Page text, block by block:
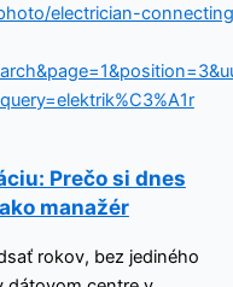
Prečo si dnes
manažér
rokov, bez jediného